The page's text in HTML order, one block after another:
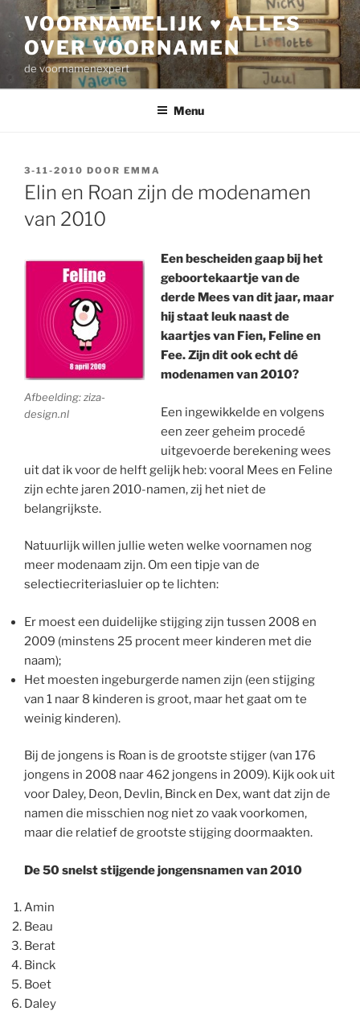
inhoud
VOORNAMELIJK ♥ ALLES
OVER VOORNAMEN
de voornamenexpert
Menu
GEPLAATST
OP
3-11-2010 DOOR EMMA
Elin en Roan zijn de modenamen
van 2010
Afbeelding: ziza-
design.nl
Een bescheiden gaap bij het
geboortekaartje van de
derde Mees van dit jaar, maar
hij staat leuk naast de
kaartjes van Fien, Feline en
Fee. Zijn dit ook echt dé
modenamen van 2010?
Een ingewikkelde en volgens
een zeer geheim procedé
uitgevoerde berekening wees
uit dat ik voor de helft gelijk heb: vooral Mees en Feline
zijn echte jaren 2010-namen, zij het niet de
belangrijkste.
Natuurlijk willen jullie weten welke voornamen nog
meer modenaam zijn. Om een tipje van de
selectiecriteriasluier op te lichten:
Er moest een duidelijke stijging zijn tussen 2008 en
2009 (minstens 25 procent meer kinderen met die
naam);
Het moesten ingeburgerde namen zijn (een stijging
van 1 naar 8 kinderen is groot, maar het gaat om te
weinig kinderen).
Bij de jongens is Roan is de grootste stijger (van 176
jongens in 2008 naar 462 jongens in 2009). Kijk ook uit
voor Daley, Deon, Devlin, Binck en Dex, want dat zijn de
namen die misschien nog niet zo vaak voorkomen,
maar die relatief de grootste stijging doormaakten.
De 50 snelst stijgende jongensnamen van 2010
Amin
Beau
Berat
Binck
Boet
Daley